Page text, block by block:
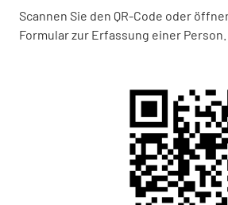
Scannen Sie den QR-Code oder
Formular zur Erfassung einer Person.